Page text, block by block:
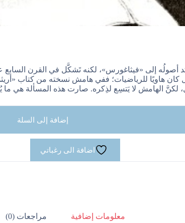
أصولُه إلى «فيثاغورس»، لكنه تَشكَّل في القرن
كان هاويًا للرياضيات؛ ففي هامش نسخته من كتاب
لكنَّ الهامش لا يَتسِع لذِكره. صارت هذه المسألة هي ما
إضافة إلى السلة
اضافة الى رغباتي
معلومات إضافية مراجعات (0)